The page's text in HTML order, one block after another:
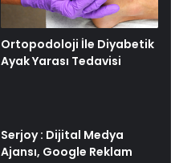
Ortopodoloji İle Diyabetik
Ayak Yarası Tedavisi
Serjoy : Dijital Medya
Ajansı, Google Reklam